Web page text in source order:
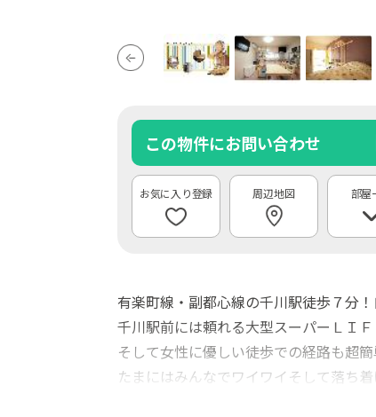
この物件にお問い合わせ
周辺地図 部屋
有楽町線・副都心線の千川駅徒歩７分
千川駅前には頼れる大型スーパーＬＩ
そして女性に優しい徒歩での経路も超簡
たまにはみんなでワイワイそして落ち着